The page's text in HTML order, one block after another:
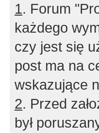
1. Forum
każdego
czy jest się
post ma na
wskazujące
2. Przed
był